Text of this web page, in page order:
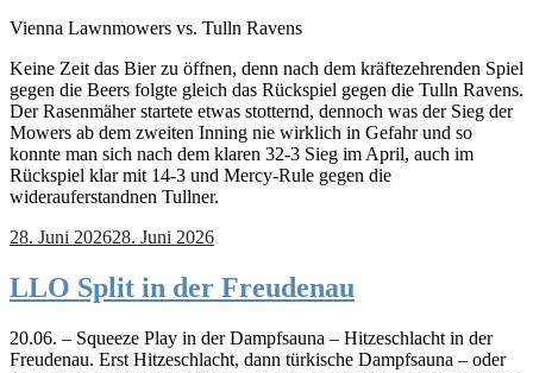
Vienna Lawnmowers vs. Tulln Ravens
Keine Zeit das Bier zu öffnen, denn nach dem kräftezehrenden Spiel
gegen die Beers folgte gleich das Rückspiel gegen die Tulln Ravens.
Der Rasenmäher startete etwas stotternd, dennoch was der Sieg der
Mowers ab dem zweiten Inning nie wirklich in Gefahr und so
konnte man sich nach dem klaren 32-3 Sieg im April, auch im
Rückspiel klar mit 14-3 und Mercy-Rule gegen die
widerauferstandnen Tullner.
28. Juni 202628. Juni 2026
LLO Split in der Freudenau
20.06. – Squeeze Play in der Dampfsauna – Hitzeschlacht in der
Freudenau. Erst Hitzeschlacht, dann türkische Dampfsauna – oder